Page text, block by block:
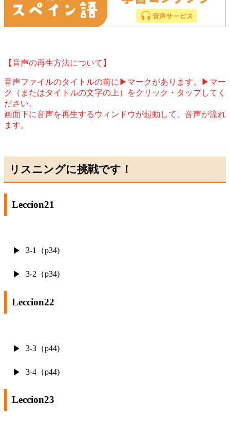
【音声の再生方法について】
音声ファイルのタイトルの前に▶マークがあります。▶マー
ク（またはタイトルの文字の上）をクリック・タップしてく
ださい。
画面下に音声を再生するウィンドウが起動して、音声が流れ
ます。
リスニングに挑戦です！
Leccion21
3-1（p34)
3-2（p34)
Leccion22
3-3（p44)
3-4（p44)
Leccion23